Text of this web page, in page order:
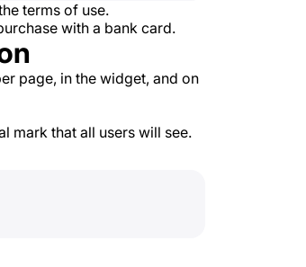
terms of use.
with a bank card.
page, in the widget, and on
mark that all users will see.